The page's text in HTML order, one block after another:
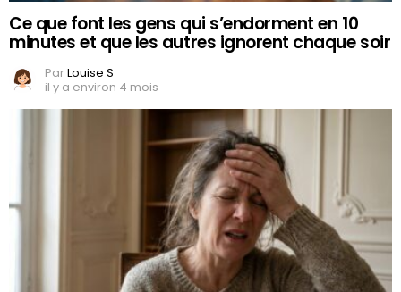
Ce que font les gens qui s’endorment en 10
minutes et que les autres ignorent chaque soir
ParLouise S
il y a environ 4 mois